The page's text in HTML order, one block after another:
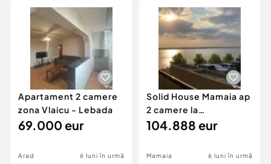
Apartament 2 camere
zona Vlaicu - Lebada
69.000 eur
Arad 6 luni în urmă
Solid House Mamaia ap
2 camere la
cheie,langa Mega
104.888 eur
Mamaia 6 luni în urmă